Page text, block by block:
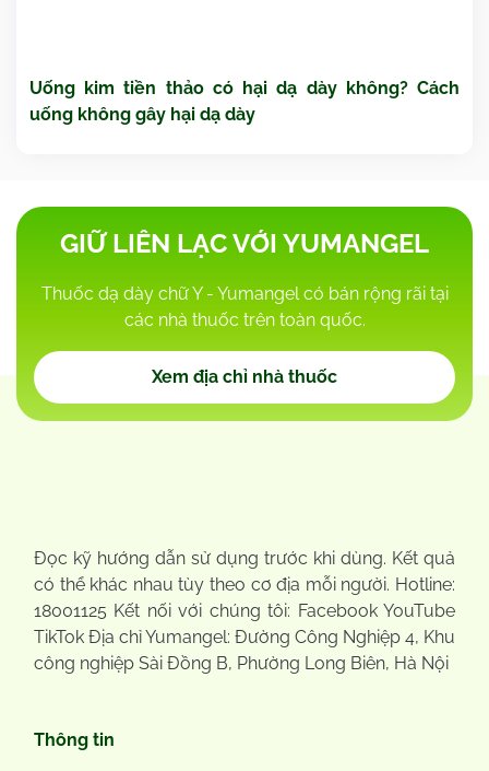
Uống kim tiền thảo có hại dạ dày không? Cách
uống không gây hại dạ dày
GIỮ LIÊN LẠC VỚI YUMANGEL
Thuốc dạ dày chữ Y - Yumangel có bán rộng rãi tại
các nhà thuốc trên toàn quốc.
Xem địa chỉ nhà thuốc
Đọc kỹ hướng dẫn sử dụng trước khi dùng. Kết quả
có thể khác nhau tùy theo cơ địa mỗi người. Hotline:
18001125 Kết nối với chúng tôi: Facebook YouTube
TikTok Địa chỉ Yumangel: Đường Công Nghiệp 4, Khu
công nghiệp Sài Đồng B, Phường Long Biên, Hà Nội
Thông tin